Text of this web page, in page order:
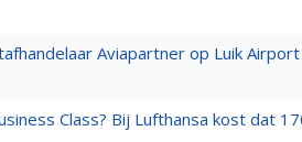
Aviapartner op Luik Airport
Class? Bij Lufthansa kost dat